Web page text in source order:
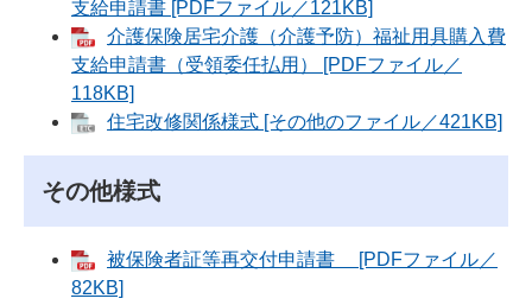
支給申請書 [PDFファイル／121KB]
介護保険居宅介護（介護予防）福祉用具購入費
支給申請書（受領委任払用） [PDFファイル／
118KB]
住宅改修関係様式 [その他のファイル／421KB]
その他様式
被保険者証等再交付申請書 [PDFファイル／
82KB]